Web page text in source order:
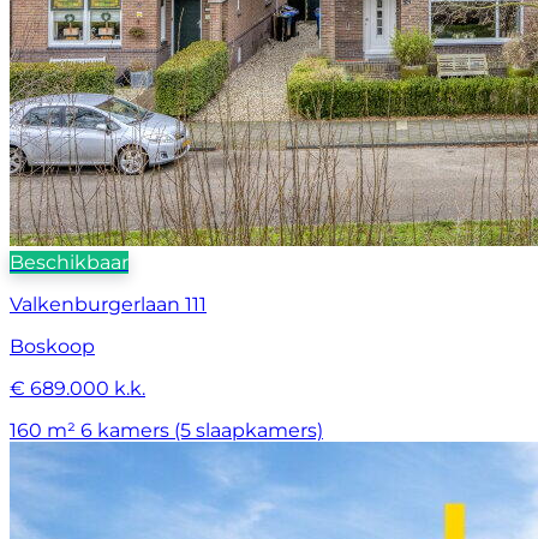
Beschikbaar
Valkenburgerlaan 111
Boskoop
€ 689.000 k.k.
160 m² 6 kamers (5 slaapkamers)